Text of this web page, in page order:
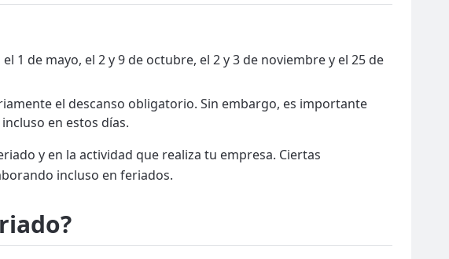
1 de mayo, el 2 y 9 de octubre, el 2 y 3 de noviembre y el 25 de
el descanso obligatorio. Sin embargo, es importante
en estos días.
y en la actividad que realiza tu empresa. Ciertas
incluso en feriados.